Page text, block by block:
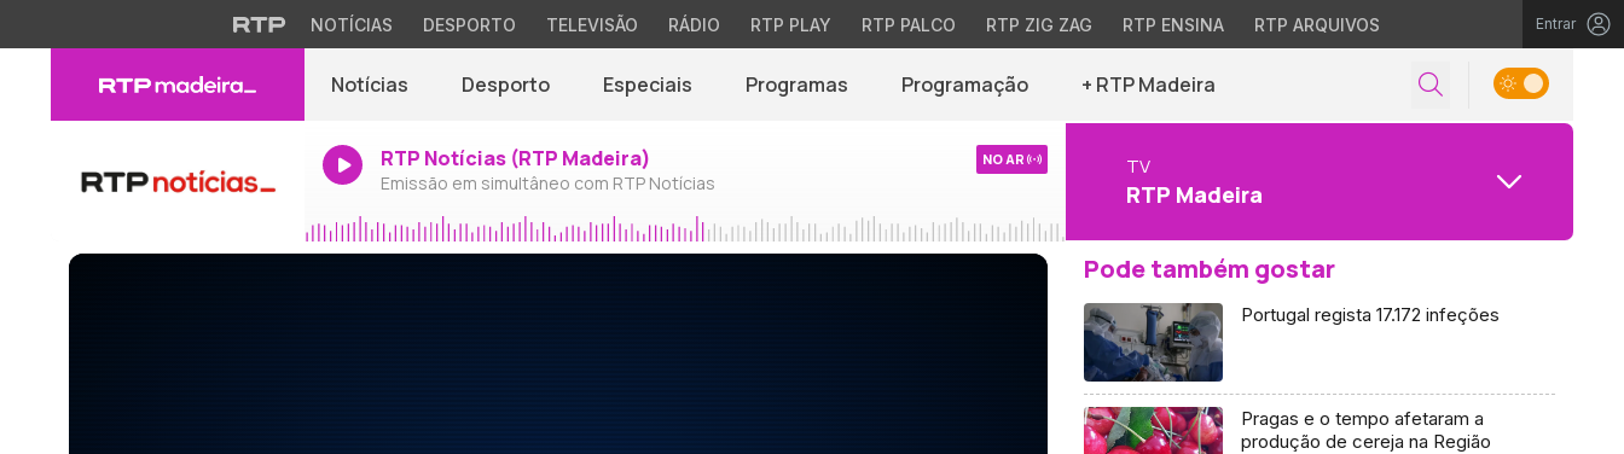
NOTÍCIAS DESPORTO TELEVISÃO RÁDIO RTP PLAY RTP PALCO RTP ZIG ZAG RTP ENSINA RTP ARQUIVOS Entrar
Notícias Desporto Especiais Programas Programação + RTP Madeira
RTP Notícias (RTP Madeira)
Emissão em simultâneo com RTP Notícias
NO AR TV
RTP Madeira
Pode também gostar
Portugal regista 17.172 infeções
Pragas e o tempo afetaram a
produção de cereja na Região